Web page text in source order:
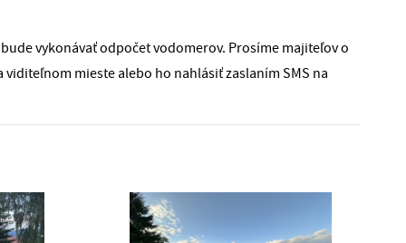
vykonávať odpočet vodomerov. Prosíme majiteľov o
mieste alebo ho nahlásiť zaslaním SMS na